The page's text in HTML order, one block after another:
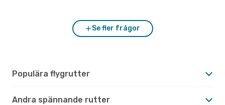
Se fler frågor
Populära flygrutter
Andra spännande rutter